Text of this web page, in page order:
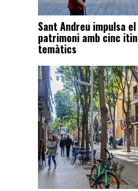
Sant Andreu impulsa
patrimoni amb cinc
temàtics